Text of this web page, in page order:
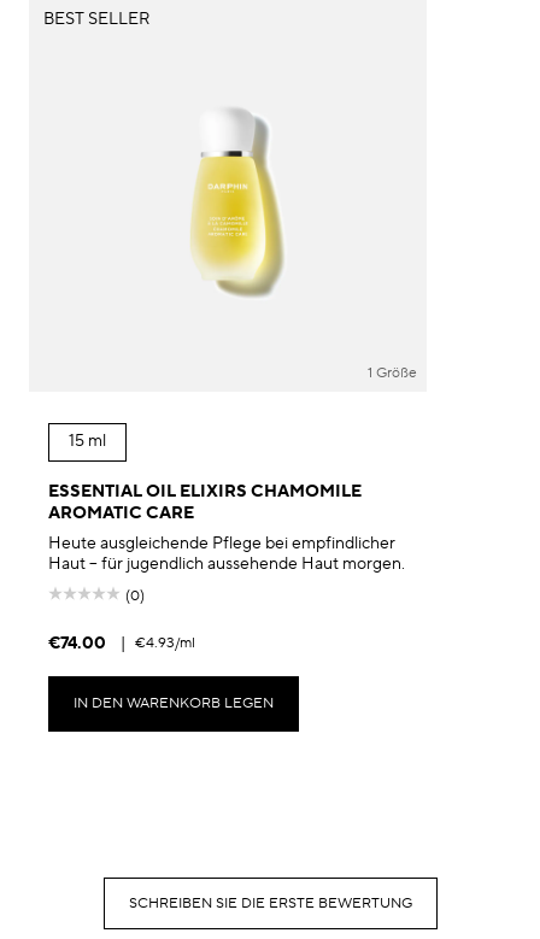
BEST SELLER
1 Größe
15 ml
ESSENTIAL OIL ELIXIRS CHAMOMILE
AROMATIC CARE
Heute ausgleichende Pflege bei empfindlicher
Haut – für jugendlich aussehende Haut morgen.
(0)
€74.00 | €4.93/ml
IN DEN WARENKORB LEGEN
SCHREIBEN SIE DIE ERSTE BEWERTUNG